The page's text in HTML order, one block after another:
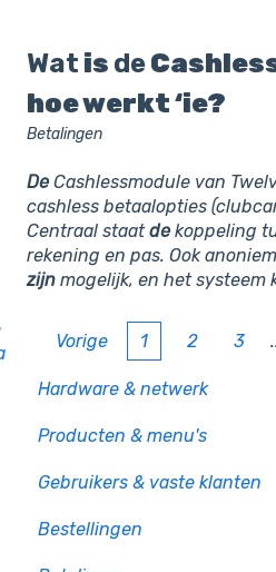
Wat is de
hoe werkt ‘ie?
Betalingen
De Cashlessmodule van
cashless betaalopties
Centraal staatde koppeling
rekening en pas. Ook
zijn mogelijk, en het systeem
Vorige 1 2 3
Hardware & netwerk
Kassa
PIO
CCV pinautomaten
Producten & menu's
Producten
Productcategorie &
Gebruikers & vaste klanten
Gebruikersbeheer
Bestellingen